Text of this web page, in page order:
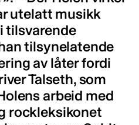
utelatt musikk
tilsvarende
tilsynelatende
av låter fordi
Talseth, som
arbeid med
rockleksikonet